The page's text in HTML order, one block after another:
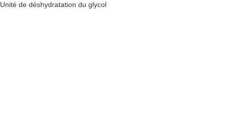
Unité de déshydratation du glycol